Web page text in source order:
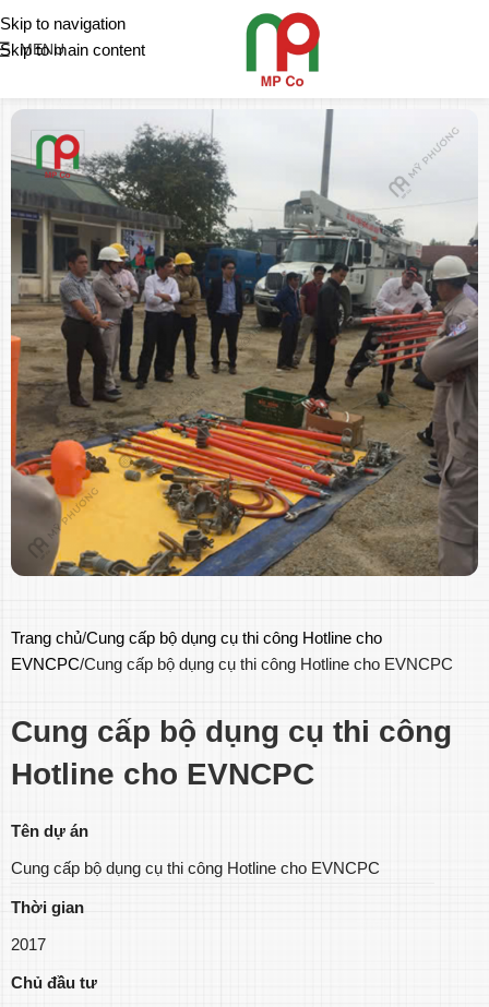
Skip to navigation
Skip to main content
MENU
Trang chủ Cung cấp bộ dụng cụ thi công Hotline cho
EVNCPC Cung cấp bộ dụng cụ thi công Hotline cho EVNCPC
Cung cấp bộ dụng cụ thi công
Hotline cho EVNCPC
Tên dự án
Cung cấp bộ dụng cụ thi công Hotline cho EVNCPC
Thời gian
2017
Chủ đầu tư